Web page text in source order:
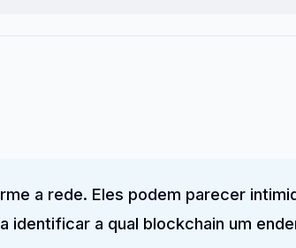
a rede. Eles podem parecer
identificar a qual blockchain um